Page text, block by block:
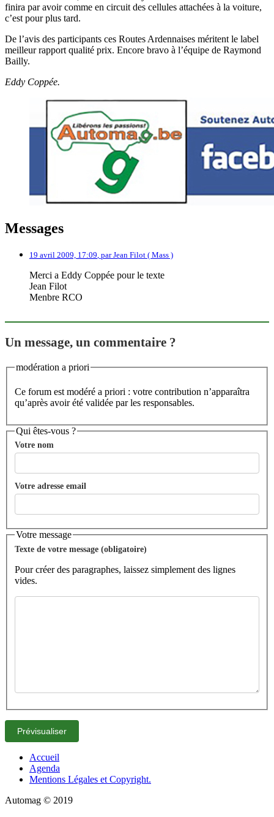
finira par avoir comme en circuit des cellules attachées à la voiture,
c’est pour plus tard.
De l’avis des participants ces Routes Ardennaises méritent le label
meilleur rapport qualité prix. Encore bravo à l’équipe de Raymond
Bailly.
Eddy Coppée.
Messages
19 avril 2009, 17:09, parJean Filot ( Mass )
Merci a Eddy Coppée pour le texte
Jean Filot
Menbre RCO
Un message, un commentaire ?
modération a priori
Ce forum est modéré a priori : votre contribution n’apparaîtra
qu’après avoir été validée par les responsables.
Qui êtes-vous ?
Votre nom
Votre adresse email
Votre message
Texte de votre message (obligatoire)
Pour créer des paragraphes, laissez simplement des lignes
vides.
Accueil
Agenda
Mentions Légales et Copyright.
Automag © 2019